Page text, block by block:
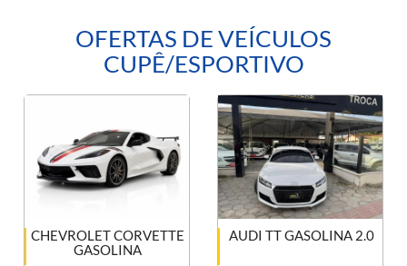
OFERTAS DE VEÍCULOS
CUPÊ/ESPORTIVO
CHEVROLET CORVETTE
GASOLINA
AUDI TT GASOLINA 2.0